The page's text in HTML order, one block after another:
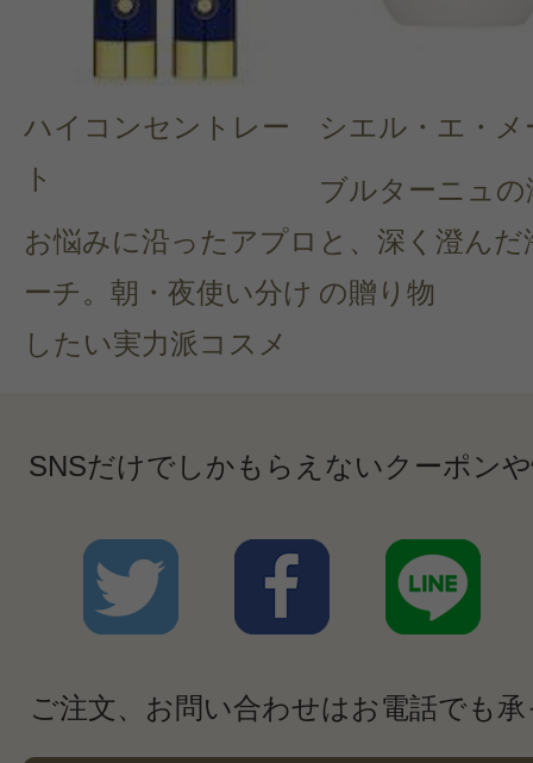
ハイコンセントレー
ト
お悩みに沿ったアプロ
ーチ。朝・夜使い分け
したい実力派コスメ
シエル・エ・メ
ブルターニュの
と、深く澄んだ
の贈り物
SNSだけでしかもらえないクーポン
ご注文、お問い合わせはお電話でも